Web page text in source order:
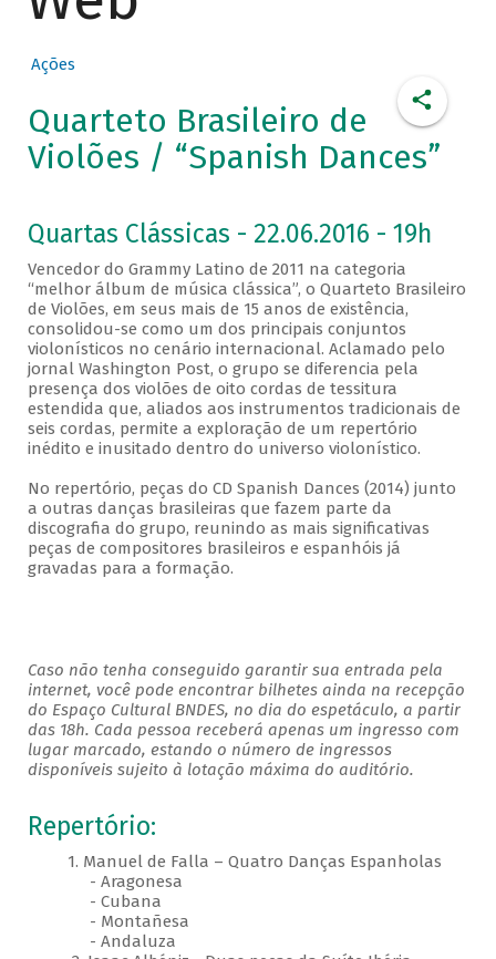
Ações
Quarteto Brasileiro de
Violões / “Spanish Dances”
Quartas Clássicas - 22.06.2016 - 19h
Vencedor do Grammy Latino de 2011 na categoria
“melhor álbum de música clássica”, o Quarteto Brasileiro
de Violões, em seus mais de 15 anos de existência,
consolidou-se como um dos principais conjuntos
violonísticos no cenário internacional. Aclamado pelo
jornal Washington Post, o grupo se diferencia pela
presença dos violões de oito cordas de tessitura
estendida que, aliados aos instrumentos tradicionais de
seis cordas, permite a exploração de um repertório
inédito e inusitado dentro do universo violonístico.
No repertório, peças do CD Spanish Dances (2014) junto
a outras danças brasileiras que fazem parte da
discografia do grupo, reunindo as mais significativas
peças de compositores brasileiros e espanhóis já
gravadas para a formação.
Caso não tenha conseguido garantir sua entrada pela
internet, você pode encontrar bilhetes ainda na recepção
do Espaço Cultural BNDES, no dia do espetáculo, a partir
das 18h. Cada pessoa receberá apenas um ingresso com
lugar marcado, estando o número de ingressos
disponíveis sujeito à lotação máxima do auditório.
Repertório:
1. Manuel de Falla – Quatro Danças Espanholas
- Aragonesa
- Cubana
- Montañesa
- Andaluza